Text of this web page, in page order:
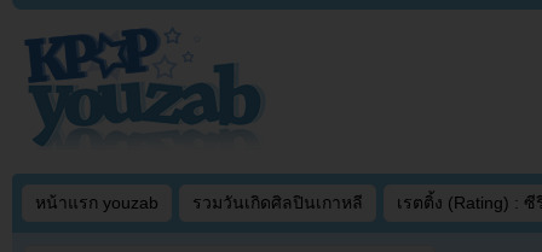
หน้าแรก youzab รวมวันเกิดศิลปินเกาหลี เรตติ้ง (Rating) : ซี